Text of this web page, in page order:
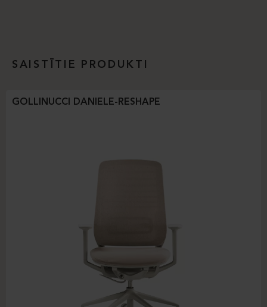
SAISTĪTIE PRODUKTI
GOLLINUCCI DANIELE-RESHAPE